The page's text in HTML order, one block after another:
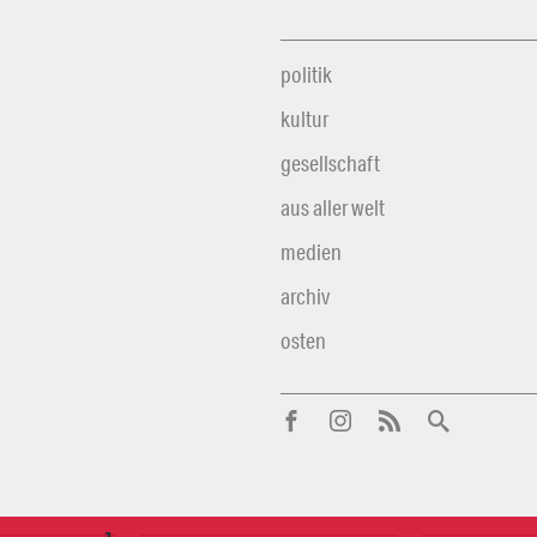
politik
kultur
gesellschaft
aus aller welt
medien
archiv
osten